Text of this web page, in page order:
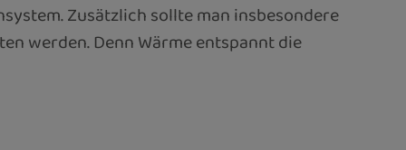
Zusätzlich sollte man insbesondere
werden. Denn Wärme entspannt die